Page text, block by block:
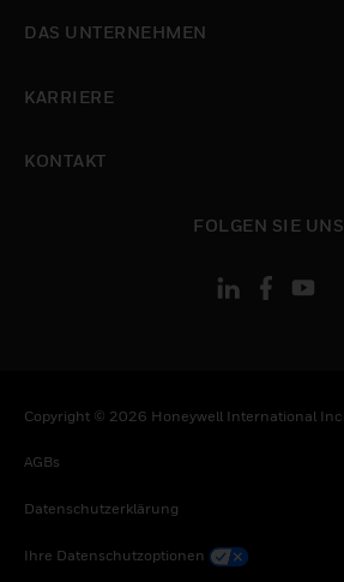
DAS UNTERNEHMEN
KARRIERE
KONTAKT
FOLGEN SIE UNS
Copyright © 2026 Honeywell International Inc
AGBs
Datenschutzerklärung
Ihre Datenschutzoptionen